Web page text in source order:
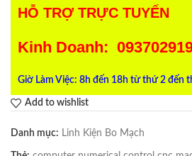
HỖ TRỢ TRỰC TUYẾN
Kinh Doanh:
Giờ Làm Việc: 8h đến 18h từ thứ 2 đến
Add to wishlist
Danh mục: Linh Kiện Bo Mạch